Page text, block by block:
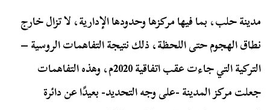
مدينة حلب، بما فيها مركزها وحدودها الإدارية، لا تزال خارج
نطاق الهجوم حتى اللحظة، ذلك نتيجة التفاهمات الروسية –
التركية التي جاءت عقب اتفاقية 2020م، وهذه التفاهمات
جعلت مركز المدينة -على وجه التحديد- بعيدًا عن دائرة